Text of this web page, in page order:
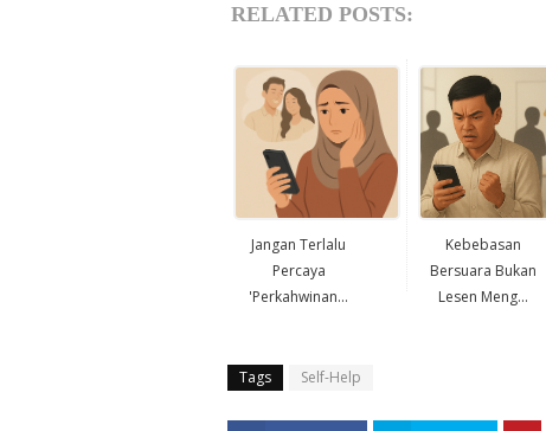
RELATED POSTS:
Jangan Terlalu
Percaya
'Perkahwinan...
Kebebasan
Bersuara Bukan
Lesen Meng...
Tags Self-Help